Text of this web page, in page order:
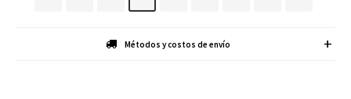
Métodos y costos de envío